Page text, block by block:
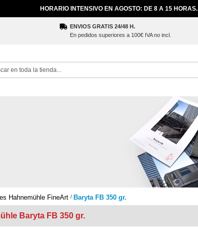
HORARIO INTENSIVO EN AGOSTO: DE 8 A 15 HORAS.
ENVIOS GRATIS 24/48 H.
En pedidos superiores a 100€ IVA no incl.
Hahnemühle FineArt Baryta FB 350 gr.
Baryta FB 350 gr.